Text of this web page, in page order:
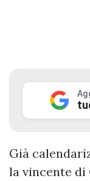
Già
la vincente di